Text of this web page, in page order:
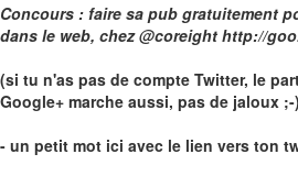
Concours : faire sa pub gratuitement
dans le web, chez @coreight http://
(si tu n'as pas de compte Twitter, le
Google+ marche aussi, pas de jaloux ;-)
- un petit mot ici avec le lien vers ton